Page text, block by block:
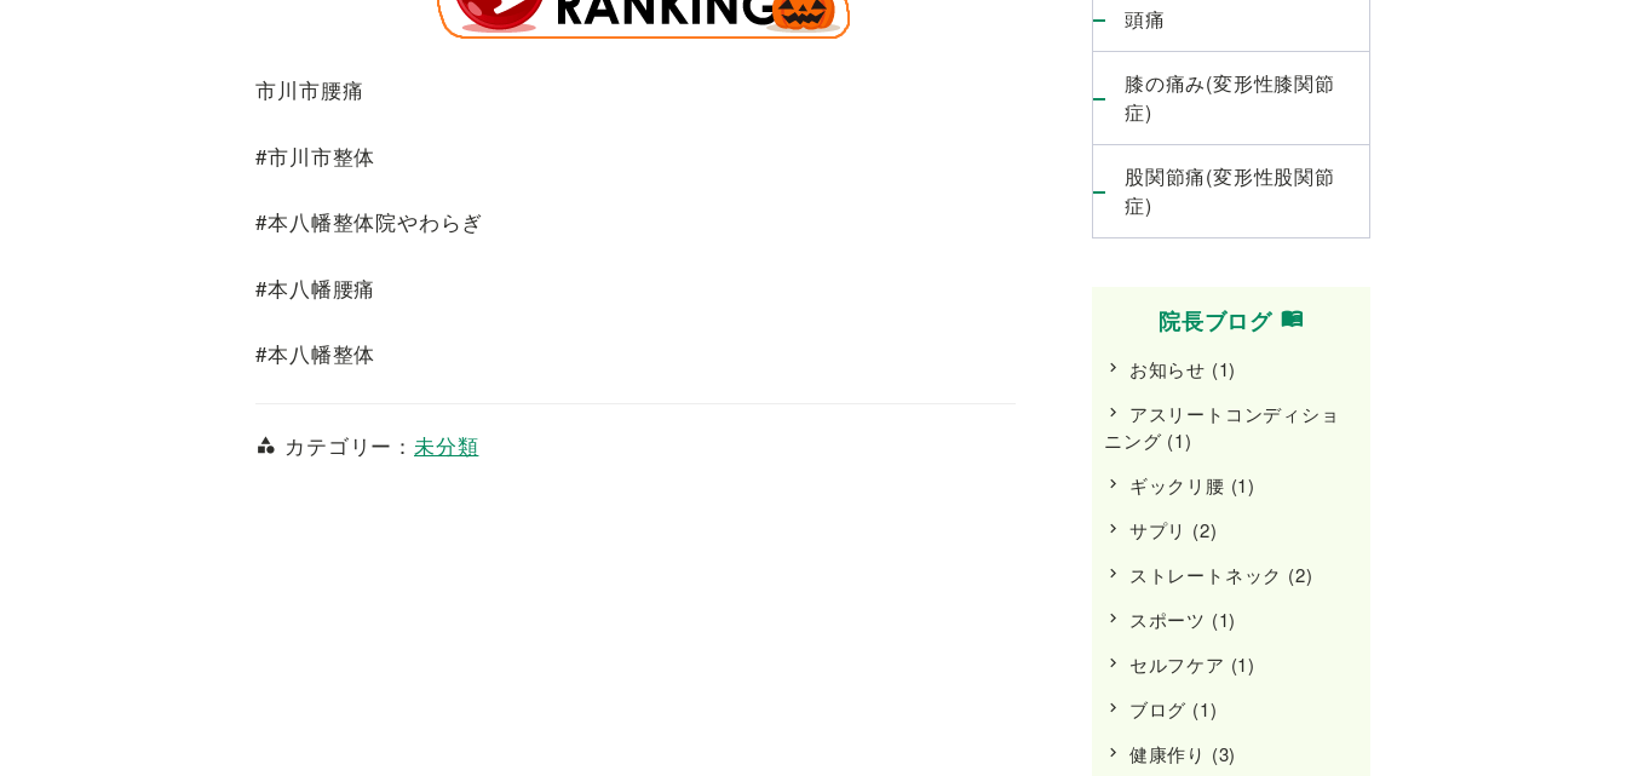
市川市腰痛
#市川市整体
#本八幡整体院やわらぎ
#本八幡腰痛
#本八幡整体
カテゴリー： 未分類
頭痛
膝の痛み(変形性膝関節
症)
股関節痛(変形性股関節
症)
院長ブログ
お知らせ (1)
アスリートコンディショ
ニング (1)
ギックリ腰 (1)
サプリ (2)
ストレートネック (2)
スポーツ (1)
セルフケア (1)
ブログ (1)
健康作り (3)